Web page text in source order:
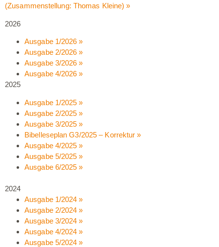
(Zusammenstellung: Thomas Kleine)»
2026
Ausgabe 1/2026 »
Ausgabe 2/2026 »
Ausgabe 3/2026 »
Ausgabe 4/2026 »
2025
Ausgabe 1/2025 »
Ausgabe 2/2025 »
Ausgabe 3/2025 »
Bibelleseplan G3/2025 – Korrektur »
Ausgabe 4/2025 »
Ausgabe 5/2025 »
Ausgabe 6/2025 »
2024
Ausgabe 1/2024 »
Ausgabe 2/2024 »
Ausgabe 3/2024 »
Ausgabe 4/2024 »
Ausgabe 5/2024 »